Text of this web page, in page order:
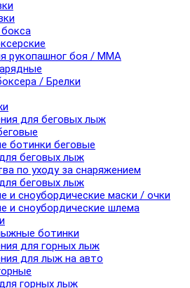
рукопашног боя / ММА
/ Брелки
для беговых лыж
ботинки беговые
беговых лыж
по уходу за снаряжением
беговых лыж
и сноубордические маски / очки
и сноубордические шлема
ботинки
для горных лыж
для лыж на авто
горных лыж